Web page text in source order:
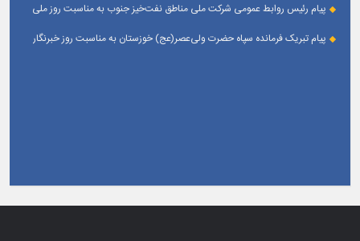
پیام رئیس روابط عمومی شركت ملی مناطق نفت‌خیز جنوب به مناسبت روز ملی
پیام تبریک فرمانده سپاه حضرت ولی‌عصر(عج) خوزستان به مناسبت روز خبرنگار